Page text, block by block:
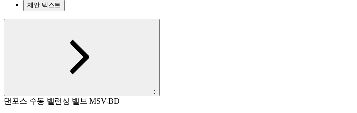
제안 텍스트
;
댄포스 수동 밸런싱 밸브 MSV-BD